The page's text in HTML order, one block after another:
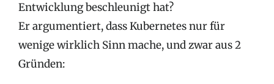
Entwicklung beschleunigt hat?
Er argumentiert, dass Kubernetes nur für
wenige wirklich Sinn mache, und zwar aus 2
Gründen: